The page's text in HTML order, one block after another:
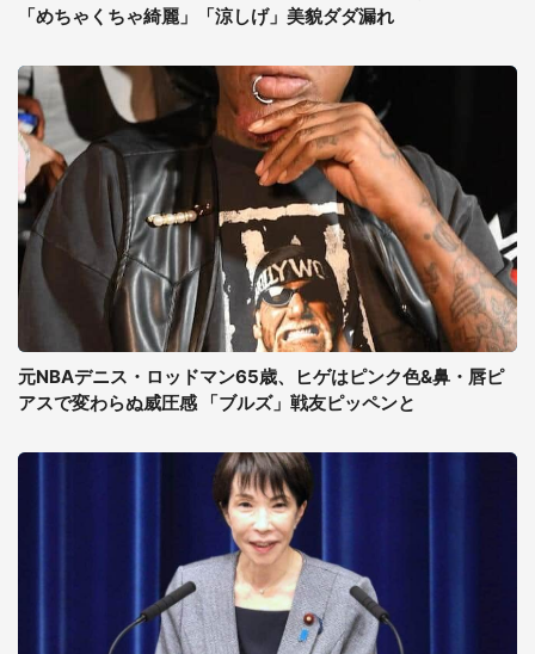
「めちゃくちゃ綺麗」「涼しげ」美貌ダダ漏れ
元NBAデニス・ロッドマン65歳、ヒゲはピンク色&鼻・唇ピ
アスで変わらぬ威圧感 「ブルズ」戦友ピッペンと